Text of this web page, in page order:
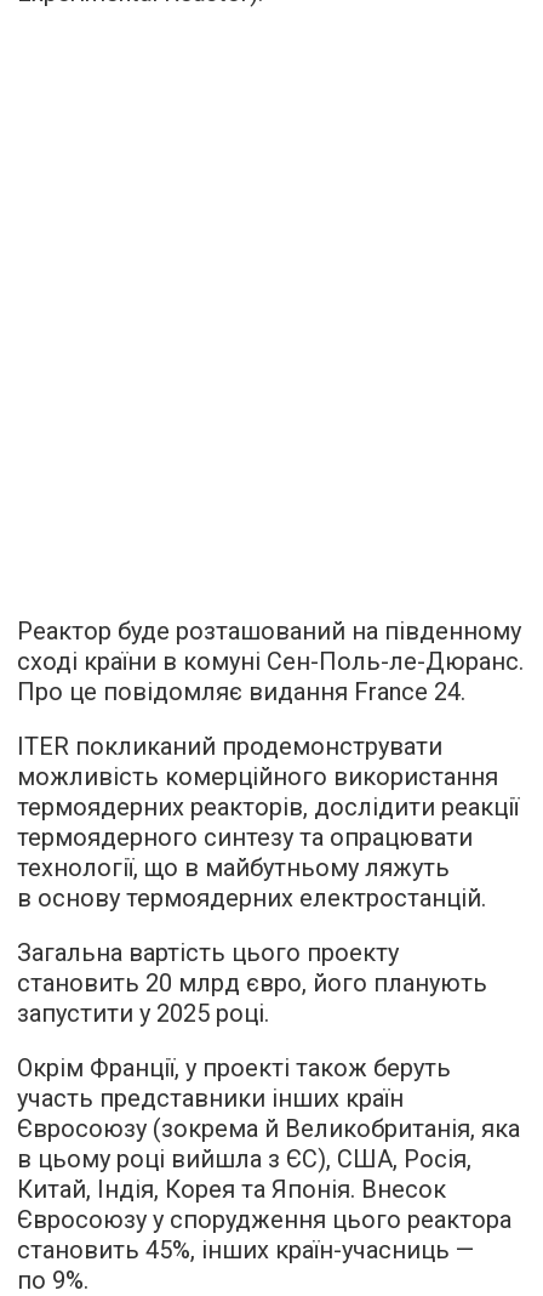
Реактор буде розташований на південному
сході країни в комуні Сен-Поль-ле-Дюранс.
Про це повідомляє видання France 24.
ITER покликаний продемонструвати
можливість комерційного використання
термоядерних реакторів, дослідити реакції
термоядерного синтезу та опрацювати
технології, що в майбутньому ляжуть
в основу термоядерних електростанцій.
Загальна вартість цього проекту
становить 20 млрд євро, його планують
запустити у 2025 році.
Окрім Франції, у проекті також беруть
участь представники інших країн
Євросоюзу (зокрема й Великобританія, яка
в цьому році вийшла з ЄС), США, Росія,
Китай, Індія, Корея та Японія. Внесок
Євросоюзу у спорудження цього реактора
становить 45%, інших країн-учасниць —
по 9%.